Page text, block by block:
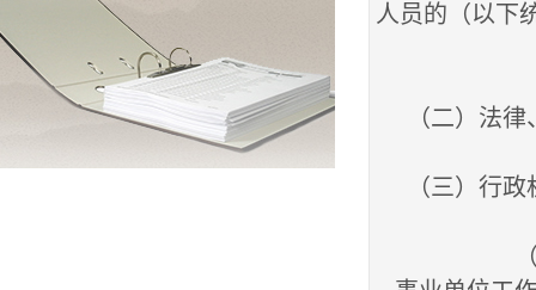
人员的（以下
（二）法律
（三）行政